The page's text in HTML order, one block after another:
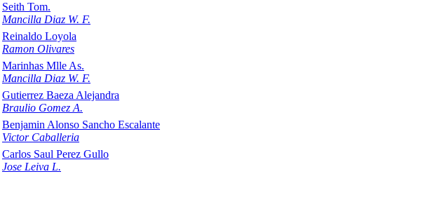
Seith Tom.
Mancilla Diaz W. F.
Reinaldo Loyola
Ramon Olivares
Marinhas Mlle As.
Mancilla Diaz W. F.
Gutierrez Baeza Alejandra
Braulio Gomez A.
Benjamin Alonso Sancho Escalante
Victor Caballeria
Carlos Saul Perez Gullo
Jose Leiva L.